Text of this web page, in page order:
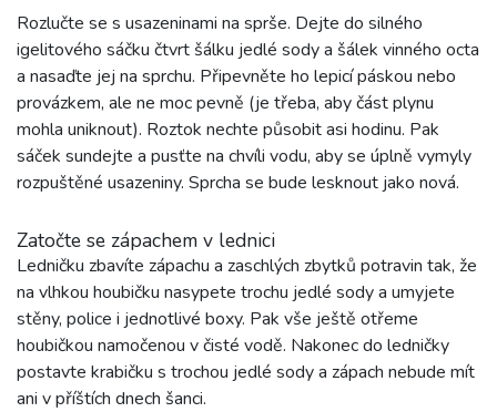
Rozlučte se s usazeninami na sprše. Dejte do silného
igelitového sáčku čtvrt šálku jedlé sody a šálek vinného octa
a nasaďte jej na sprchu. Připevněte ho lepicí páskou nebo
provázkem, ale ne moc pevně (je třeba, aby část plynu
mohla uniknout). Roztok nechte působit asi hodinu. Pak
sáček sundejte a pusťte na chvíli vodu, aby se úplně vymyly
rozpuštěné usazeniny. Sprcha se bude lesknout jako nová.
Zatočte se zápachem v lednici
Ledničku zbavíte zápachu a zaschlých zbytků potravin tak, že
na vlhkou houbičku nasypete trochu jedlé sody a umyjete
stěny, police i jednotlivé boxy. Pak vše ještě otřeme
houbičkou namočenou v čisté vodě. Nakonec do ledničky
postavte krabičku s trochou jedlé sody a zápach nebude mít
ani v příštích dnech šanci.